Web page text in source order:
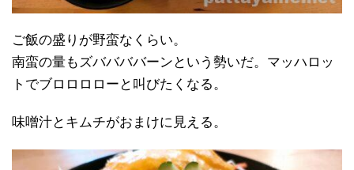
ご飯の盛りが野蛮なくらい。
南蛮の量もズババババーンという勢いだ。マッハロッ
トでブロロロローと叫びたくなる。
味噌汁とキムチがおまけに見える。